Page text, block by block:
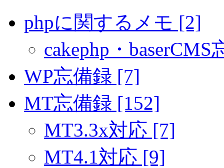
phpに関するメモ [2]
cakephp・baserCMS
WP忘備録 [7]
MT忘備録 [152]
MT3.3x対応 [7]
MT4.1対応 [9]